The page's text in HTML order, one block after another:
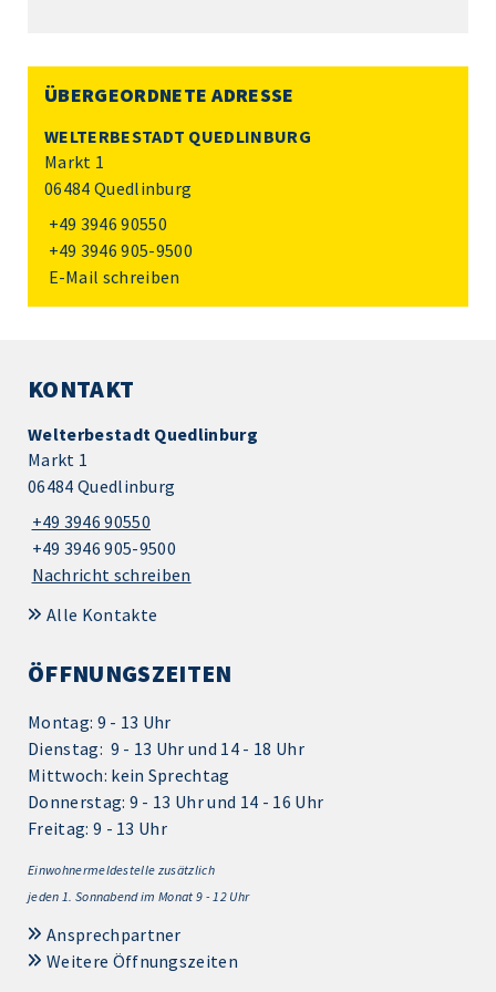
ÜBERGEORDNETE ADRESSE
WELTERBESTADT QUEDLINBURG
Markt 1
06484 Quedlinburg
+49 3946 90550
+49 3946 905-9500
E-Mail schreiben
KONTAKT
Welterbestadt Quedlinburg
Markt 1
06484 Quedlinburg
+49 3946 90550
+49 3946 905-9500
Nachricht schreiben
Alle Kontakte
ÖFFNUNGSZEITEN
Montag: 9 - 13 Uhr
Dienstag: 9 - 13 Uhr und 14 - 18 Uhr
Mittwoch: kein Sprechtag
Donnerstag: 9 - 13 Uhr und 14 - 16 Uhr
Freitag: 9 - 13 Uhr
Einwohnermeldestelle zusätzlich
jeden 1. Sonnabend im Monat 9 - 12 Uhr
Ansprechpartner
Weitere Öffnungszeiten